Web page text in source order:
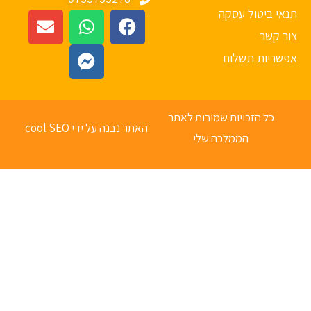
ביטול עסקה
קשר
תשלום
כל הזכויות שמורות לאתר
הממלכה שלי
האתר נבנה על ידי cool SEO